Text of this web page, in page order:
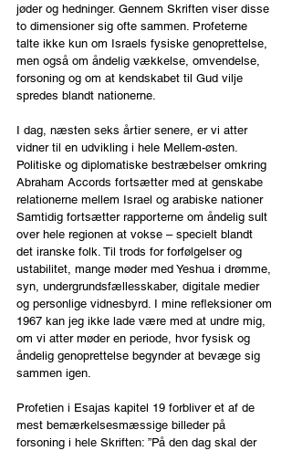
jøder og hedninger. Gennem Skriften viser disse
to dimensioner sig ofte sammen. Profeterne
talte ikke kun om Israels fysiske genoprettelse,
men også om åndelig vækkelse, omvendelse,
forsoning og om at kendskabet til Gud vilje
spredes blandt nationerne.
I dag, næsten seks årtier senere, er vi atter
vidner til en udvikling i hele Mellem-østen.
Politiske og diplomatiske bestræbelser omkring
Abraham Accords fortsætter med at genskabe
relationerne mellem Israel og arabiske nationer
Samtidig fortsætter rapporterne om åndelig sult
over hele regionen at vokse – specielt blandt
det iranske folk. Til trods for forfølgelser og
ustabilitet, mange møder med Yeshua i drømme,
syn, undergrundsfællesskaber, digitale medier
og personlige vidnesbyrd. I mine refleksioner om
1967 kan jeg ikke lade være med at undre mig,
om vi atter møder en periode, hvor fysisk og
åndelig genoprettelse begynder at bevæge sig
sammen igen.
Profetien i Esajas kapitel 19 forbliver et af de
mest bemærkelsesmæssige billeder på
forsoning i hele Skriften: ”På den dag skal der